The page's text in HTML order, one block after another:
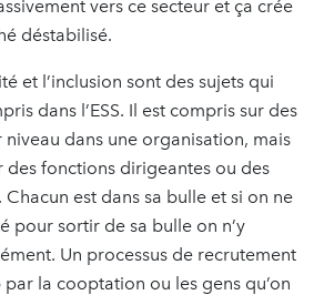
vers ce secteur et ça crée
déstabilisé.
et l’inclusion sont des sujets qui
dans l’ESS. Il est compris sur des
dans une organisation, mais
des fonctions dirigeantes ou des
est dans sa bulle et si on ne
pour sortir de sa bulle on n’y
Un processus de recrutement
par la cooptation ou les gens qu’on